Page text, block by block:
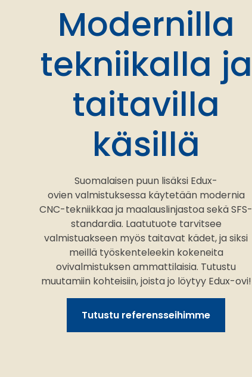
Modernilla
tekniikalla ja
taitavilla
käsillä
Suomalaisen puun lisäksi Edux-
ovien valmistuksessa käytetään modernia
CNC-tekniikkaa ja maalauslinjastoa sekä SFS-
standardia. Laatutuote tarvitsee
valmistuakseen myös taitavat kädet, ja siksi
meillä työskenteleekin kokeneita
ovivalmistuksen ammattilaisia. Tutustu
muutamiin kohteisiin, joista jo löytyy Edux-ovi!
Tutustu referensseihimme